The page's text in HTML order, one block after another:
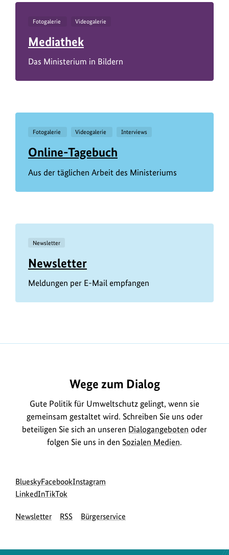
Fotogalerie Videogalerie
Mediathek
Das Ministerium in Bildern
Fotogalerie Videogalerie Interviews
Online-Tagebuch
Aus der täglichen Arbeit des Ministeriums
Newsletter
Newsletter
Meldungen per E-Mail empfangen
Wege zum Dialog
Gute Politik für Umweltschutz gelingt, wenn sie
gemeinsam gestaltet wird. Schreiben Sie uns oder
beteiligen Sie sich an unseren Dialogangeboten oder
folgen Sie uns in den Sozialen Medien.
Social
Media
Blueskyzur
Bluesky-
des
Facebookzur
des
Instagram
des
LinkedInzur
Seite
zur
Seite
TikTok
Newsletter RSS Bürgerservice